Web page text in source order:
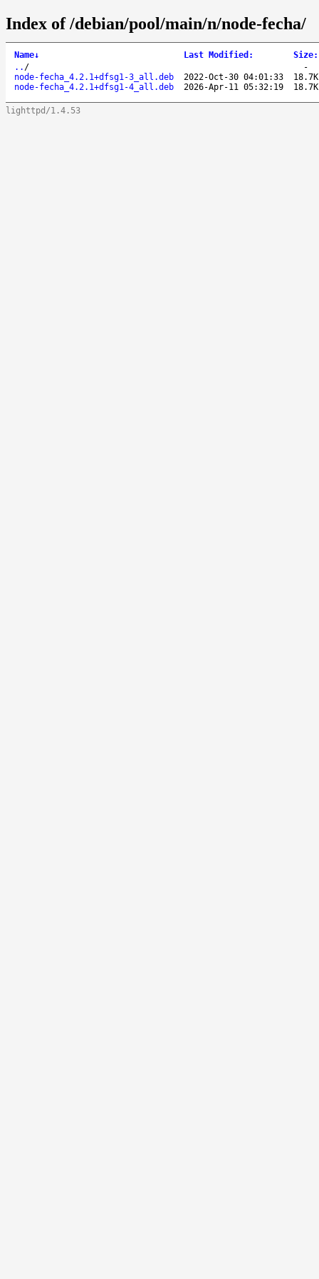
Index of /debian/pool/main/n/node-fecha/
Name↓ Last Modified : Size:
.. /
-
node-fecha_4.2.1+dfsg1-3_all.deb
2022-Oct-30 04:01:33
18.7K
node-fecha_4.2.1+dfsg1-4_all.deb
2026-Apr-11 05:32:19 18.7K
lighttpd/1.4.53